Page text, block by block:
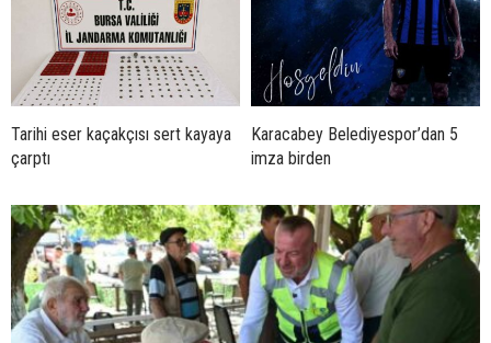
Tarihi eser kaçakçısı sert kayaya
çarptı
Karacabey Belediyespor’dan 5
imza birden